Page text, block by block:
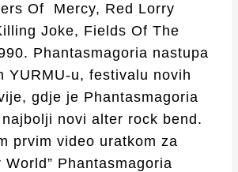
Of Mercy, Red Lorry
Joke, Fields Of The
Phantasmagoria nastupa
YURMU-u, festivalu novih
gdje je Phantasmagoria
novi alter rock bend.
prvim video uratkom za
World” Phantasmagoria